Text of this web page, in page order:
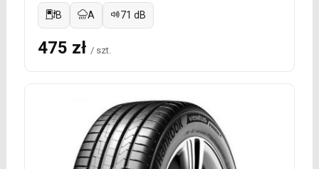
B A 71 dB
475 zł / szt.